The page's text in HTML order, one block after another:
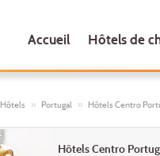
Accueil Hôtels de
Hôtels Portugal Hôtels Centro
Hôtels Centro